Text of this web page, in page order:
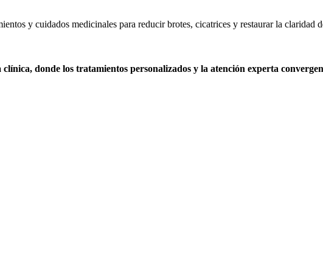
y cuidados medicinales para reducir brotes, cicatrices y restaurar la claridad
donde los tratamientos personalizados y la atención experta